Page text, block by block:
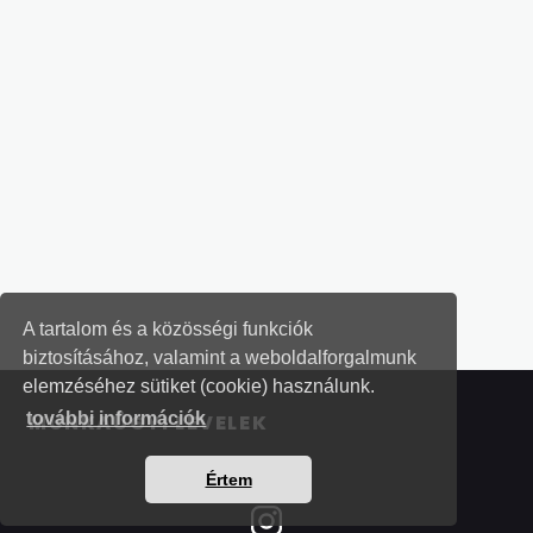
A tartalom és a közösségi funkciók
biztosításához, valamint a weboldalforgalmunk
elemzéséhez sütiket (cookie) használunk.
további információk
Értem
MUNKAÜGYI LEVELEK